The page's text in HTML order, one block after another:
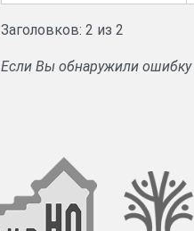
Заголовков: 2 из 2
Если Вы обнаружили ошибку